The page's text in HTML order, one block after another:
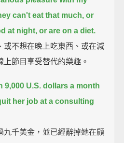
can't eat that much, or
at night, or are on a diet.
或不想在晚上吃東西、或在減
節目享受替代的樂趣。
9,000 U.S. dollars a month
her job at a consulting
九千美金，並已經辭掉她在顧